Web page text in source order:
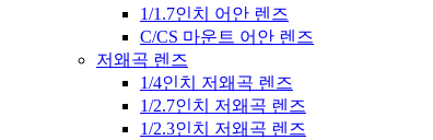
1/1.7인치 어안 렌즈
C/CS 마운트 어안 렌즈
저왜곡 렌즈
1/4인치 저왜곡 렌즈
1/2.7인치 저왜곡 렌즈
1/2.3인치 저왜곡 렌즈